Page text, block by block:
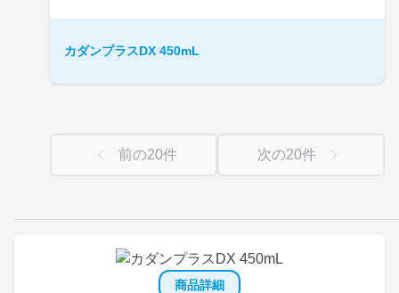
商品詳細
カダンプラスDX 450mL
前の20件 次の20件